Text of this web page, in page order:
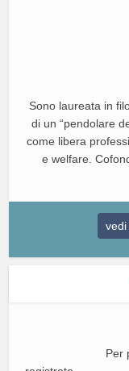
Sono laureata in
di un “pendolare
come libera
e welfare.
vedi
Per